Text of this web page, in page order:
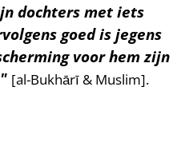
dochters met iets
goed is jegens
voor hem zijn
[al-Bukhārī & Muslim].